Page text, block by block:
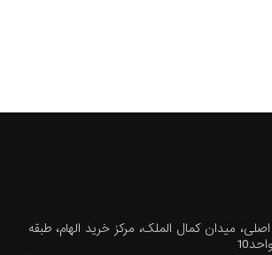
اصلی، میدان کمال الملک، مرکز خرید الهام، طبقه